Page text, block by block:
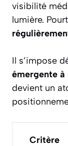
visibilité
lumière.
Il s’impose
émergente à
devient un
Critère